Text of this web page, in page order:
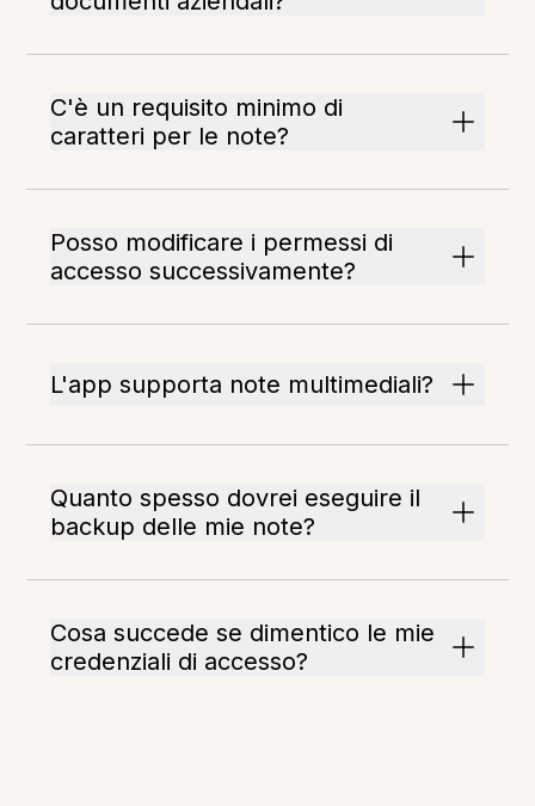
C'è un requisito minimo di
caratteri per le note?
Posso modificare i permessi di
accesso successivamente?
L'app supporta note multimediali?
Quanto spesso dovrei eseguire il
backup delle mie note?
Cosa succede se dimentico le mie
credenziali di accesso?